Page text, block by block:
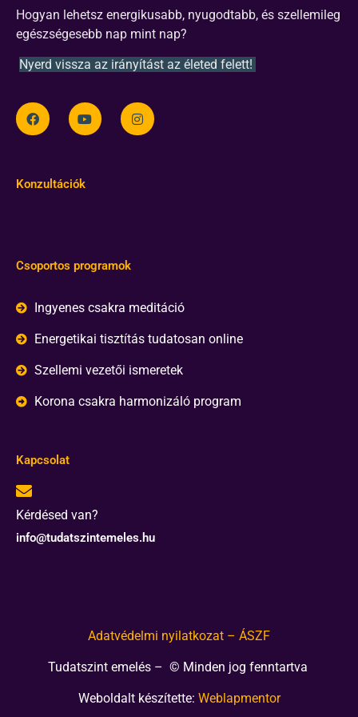
Hogyan lehetsz energikusabb, nyugodtabb, és szellemileg
egészségesebb nap mint nap?
Nyerd vissza az irányítást az életed felett!
Konzultációk
Csoportos programok
Ingyenes csakra meditáció
Energetikai tisztítás tudatosan online
Szellemi vezetői ismeretek
Korona csakra harmonizáló program
Kapcsolat
Kérdésed van?
info@tudatszintemeles.hu
Adatvédelmi nyilatkozat – ÁSZF
Tudatszint emelés – © Minden jog fenntartva
Weboldalt készítette: Weblapmentor